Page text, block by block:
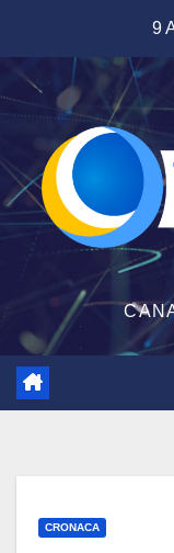
contenuto
9
CRONACA